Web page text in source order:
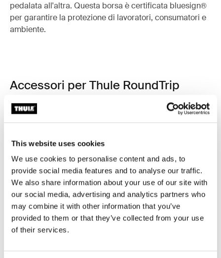
This website uses cookies
We use cookies to personalise content and ads, to
provide social media features and to analyse our traffic.
We also share information about your use of our site with
our social media, advertising and analytics partners who
may combine it with other information that you’ve
provided to them or that they’ve collected from your use
of their services.
pedalata all'altra. Questa borsa è certificata bluesign®
per garantire la protezione di lavoratori, consumatori e
ambiente.
Accessori per Thule RoundTrip